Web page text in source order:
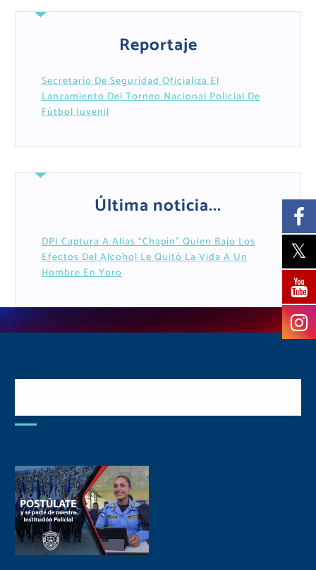
Reportaje
Secretario De Seguridad Oficializa El
Lanzamiento Del Torneo Nacional Policial De
Fútbol Juvenil
Última noticia...
DPI Captura A Alias “Chapín” Quien Bajo Los
Efectos Del Alcohol Le Quitó La Vida A Un
Hombre En Yoro